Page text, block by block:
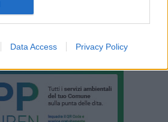
Data Access Privacy Policy